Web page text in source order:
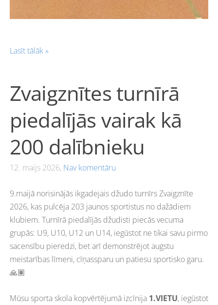
Lasīt tālāk »
Zvaigznītes turnīrā
piedalījās vairak kā
200 dalībnieku
12. maijs 2026, Nav komentāru
9.maijā norisinājās ikgadejais džudo turnīrs Zvaigznīte
2026, kas pulcēja 203 jaunos sportistus no dažādiem
klubiem. Turnīrā piedalījās džudisti piecās vecuma
grupās: U9, U10, U12 un U14, iegūstot ne tikai savu pirmo
sacensību pieredzi, bet arī demonstrējot augstu
meistarības līmeni, cīņassparu un patiesu sportisko garu.
🙏🏽
Mūsu sporta skola kopvērtējumā izcīnija 1.VIETU, iegūstot